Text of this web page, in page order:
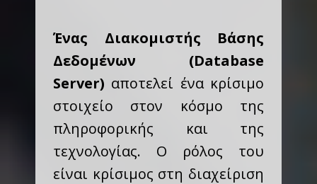
Ένας Διακομιστής Βάσης
Δεδομένων (Database
Server) αποτελεί ένα κρίσιμο
στοιχείο στον κόσμο της
πληροφορικής και της
τεχνολογίας. Ο ρόλος του
είναι κρίσιμος στη διαχείριση